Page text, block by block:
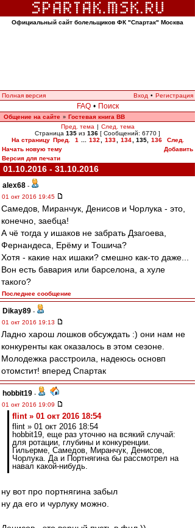
Официальный сайт болельщиков ФК "Спартак" Москва
Полная версия Вход • Регистрация
FAQ • Поиск
Общение на сайте » Гостевая книга ВВ
Пред. тема | След. тема
Страница 135 из 136 [ Сообщений: 6770 ]
На страницу Пред. 1 132 133 134 135, 136
След.
Начать новую тему
Добавить
Версия для печати
01.10.2016 - 31.10.2016
alex68 -
01 окт 2016 19:45
Самедов, Миранчук, Денисов и Чорлука - это,
конечно, заебца!
А чё тогда у ишаков не забрать Дзагоева,
Фернандеса, Ерёму и Тошича?
Хотя - какие нах ишаки? смешно как-то даже...
Вон есть бавария или барселона, а хуле
такого?
Последнее сообщение
Dikay89 -
01 окт 2016 19:13
Ладно харош лошков обсуждать :) они нам не
конкуренты как оказалось в этом сезоне.
Молодежка расстроила, надеюсь основп
отомстит! вперед Спартак
hobbit19 -
01 окт 2016 19:09
flint » 01 окт 2016 18:54
flint » 01 окт 2016 18:54
hobbit19, еще раз уточню на всякий случай:
для ротации, глубины и конкуренции.
Гильерме, Самедов, Миранчук, Денисов,
Чорлука. Да и Портнягина бы рассмотрел на
навал какой-нибудь.
ну вот про портнягина забыл
ну да его и чурлуку можно.